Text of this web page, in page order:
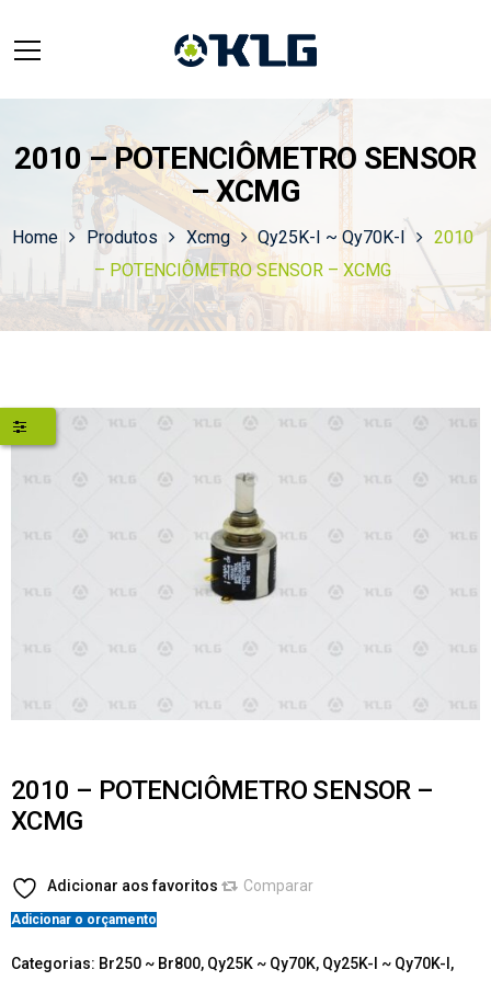
2010 – POTENCIÔMETRO SENSOR
– XCMG
Home Produtos Xcmg Qy25K-I ~ Qy70K-I
2010
– POTENCIÔMETRO SENSOR – XCMG
2010 – POTENCIÔMETRO SENSOR –
XCMG
Adicionar aos favoritos Comparar
Adicionar o orçamento
Categorias: Br250 ~ Br800, Qy25K ~ Qy70K, Qy25K-I ~ Qy70K-I ,